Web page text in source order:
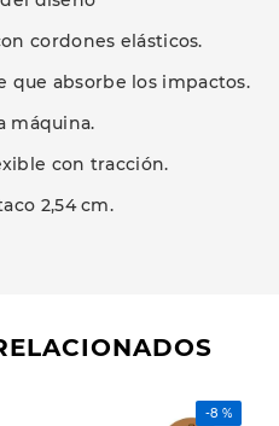
cordones elásticos.
que absorbe los impactos.
máquina.
con tracción.
2,54 cm.
-8 %